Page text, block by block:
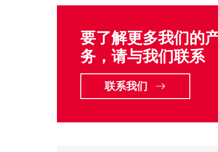
要了解更多我们的
务，请与我们联系
联系我们